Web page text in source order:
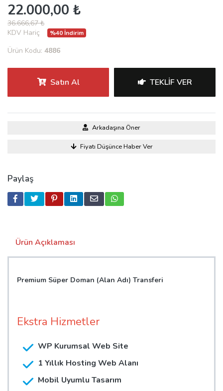
22.000,00 ₺
36.666,67 ₺
KDV Hariç
%40 İndirim
Ürün Kodu: 4886
Satın Al TEKLIF VER
Arkadaşına Öner
Fiyatı Düşünce Haber Ver
Paylaş
Ürün Açıklaması
Premium Süper Doman (Alan Adı) Transferi
Ekstra Hizmetler
WP Kurumsal Web Site
1 Yıllık Hosting Web Alanı
Mobil Uyumlu Tasarım